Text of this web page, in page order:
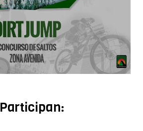
Participan: